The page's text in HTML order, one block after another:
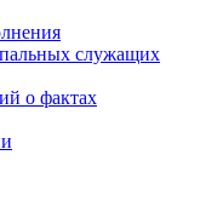
служащих
о фактах